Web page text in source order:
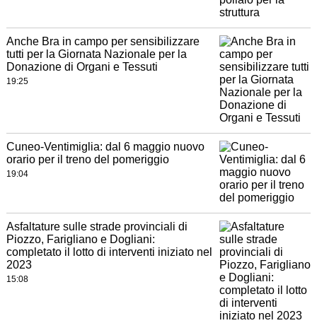
Anche Bra in campo per sensibilizzare
tutti per la Giornata Nazionale per la
Donazione di Organi e Tessuti
19:25
Cuneo-Ventimiglia: dal 6 maggio nuovo
orario per il treno del pomeriggio
19:04
Asfaltature sulle strade provinciali di
Piozzo, Farigliano e Dogliani:
completato il lotto di interventi iniziato nel
2023
15:08